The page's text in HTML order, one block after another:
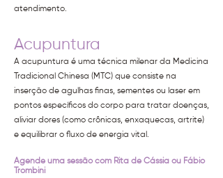
atendimento.
Acupuntura
A acupuntura é uma técnica milenar da Medicina
Tradicional Chinesa (MTC) que consiste na
inserção de agulhas finas, sementes ou laser em
pontos específicos do corpo para tratar doenças,
aliviar dores (como crônicas, enxaquecas, artrite)
e equilibrar o fluxo de energia vital.
Agende uma sessão com Rita de Cássia ou Fábio
Trombini